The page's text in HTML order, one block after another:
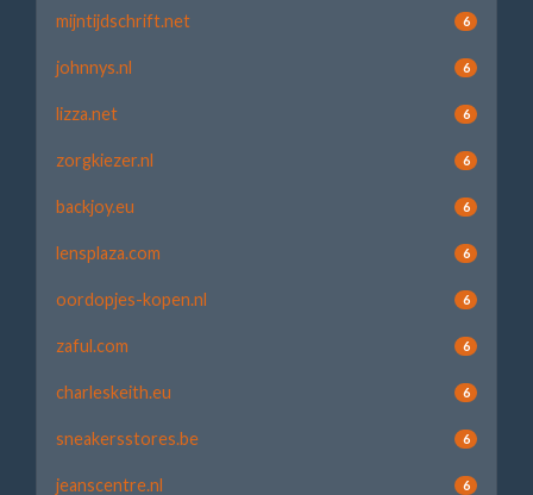
mijntijdschrift.net 6
johnnys.nl 6
lizza.net 6
zorgkiezer.nl 6
backjoy.eu 6
lensplaza.com 6
oordopjes-kopen.nl 6
zaful.com 6
charleskeith.eu 6
sneakersstores.be 6
jeanscentre.nl 6